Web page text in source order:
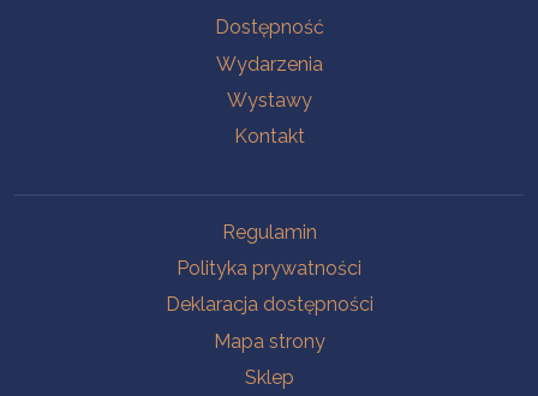
Dostępność
Wydarzenia
Wystawy
Kontakt
Regulamin
Polityka prywatności
Deklaracja dostępności
Mapa strony
Sklep